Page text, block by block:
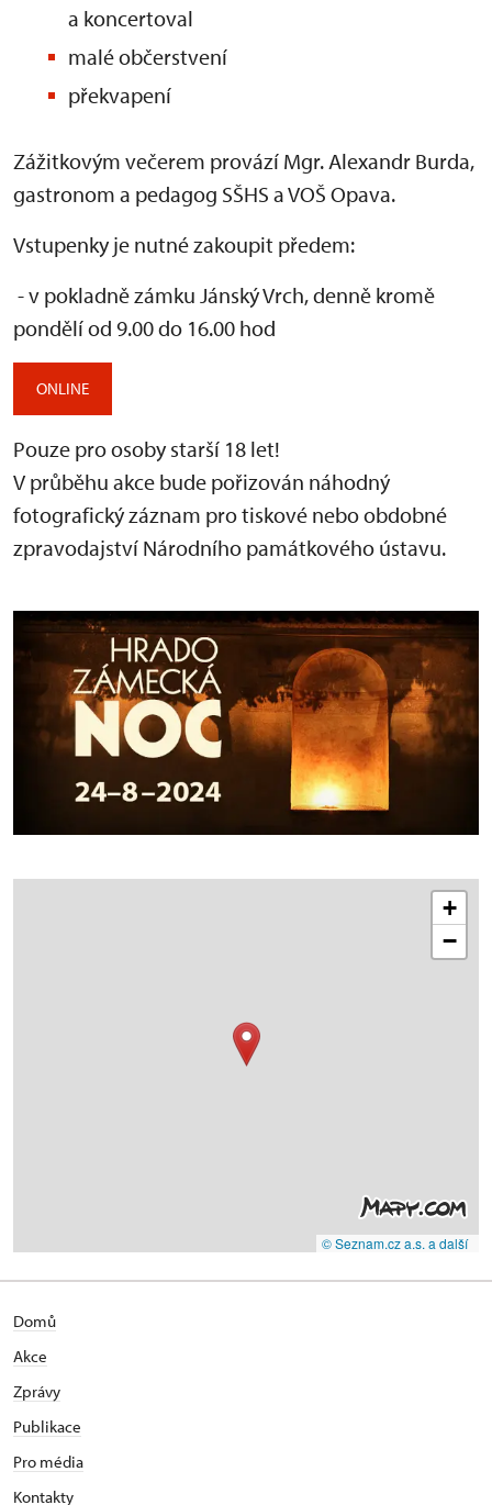
a koncertoval
malé občerstvení
překvapení
Zážitkovým večerem provází Mgr. Alexandr Burda,
gastronom a pedagog SŠHS a VOŠ Opava.
Vstupenky je nutné zakoupit předem:
- v pokladně zámku Jánský Vrch, denně kromě
pondělí od 9.00 do 16.00 hod
ONLINE
Pouze pro osoby starší 18 let!
V průběhu akce bude pořizován náhodný
fotografický záznam pro tiskové nebo obdobné
zpravodajství Národního památkového ústavu.
+
−
© Seznam.cz a.s. a další
Domů
Akce
Zprávy
Publikace
Pro média
Kontakty